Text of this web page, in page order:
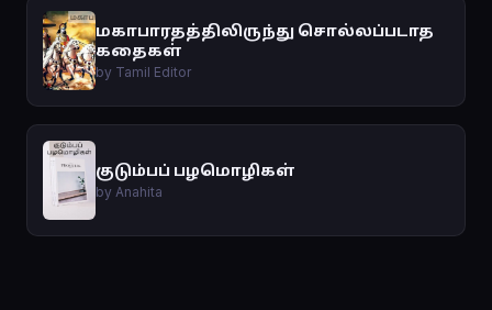
மகாபாரதத்திலிருந்து சொல்லப்படாத
கதைகள்
by Tamil Editor
குடும்பப் பழமொழிகள்
by Anahita